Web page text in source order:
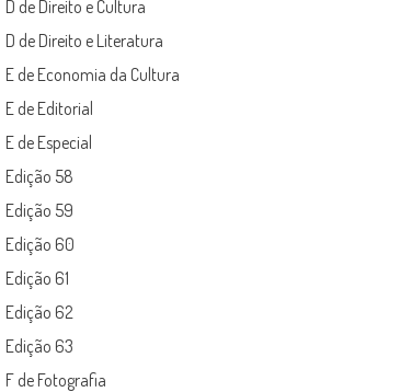
D de Direito e Cultura
D de Direito e Literatura
E de Economia da Cultura
E de Editorial
E de Especial
Edição 58
Edição 59
Edição 60
Edição 61
Edição 62
Edição 63
F de Fotografia